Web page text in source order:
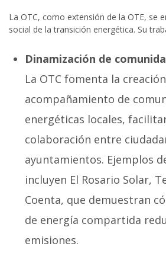
La OTC, como extensión de la OTE, se
social de la transición energética. Su
Dinamización de
La OTC fomenta la
acompañamiento de
energéticas locales,
colaboración entre
ayuntamientos. Ejemplos
incluyen El Rosario Solar,
Coenta, que demuestran
de energía compartida
emisiones.